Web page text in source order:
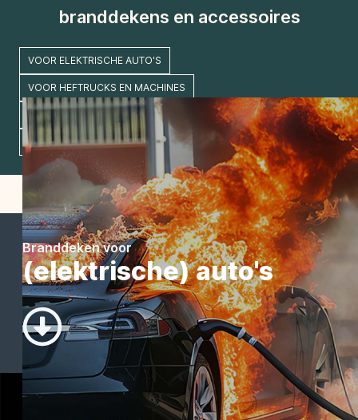
branddekens en accessoires
VOOR ELEKTRISCHE AUTO'S
VOOR HEFTRUCKS EN MACHINES
VOOR MULTFUNCTIONELE DOELEINDEN
VOOR LITHIUM BRANDEN ACCESSOIRES
Branddeken voor
(elektrische) auto's